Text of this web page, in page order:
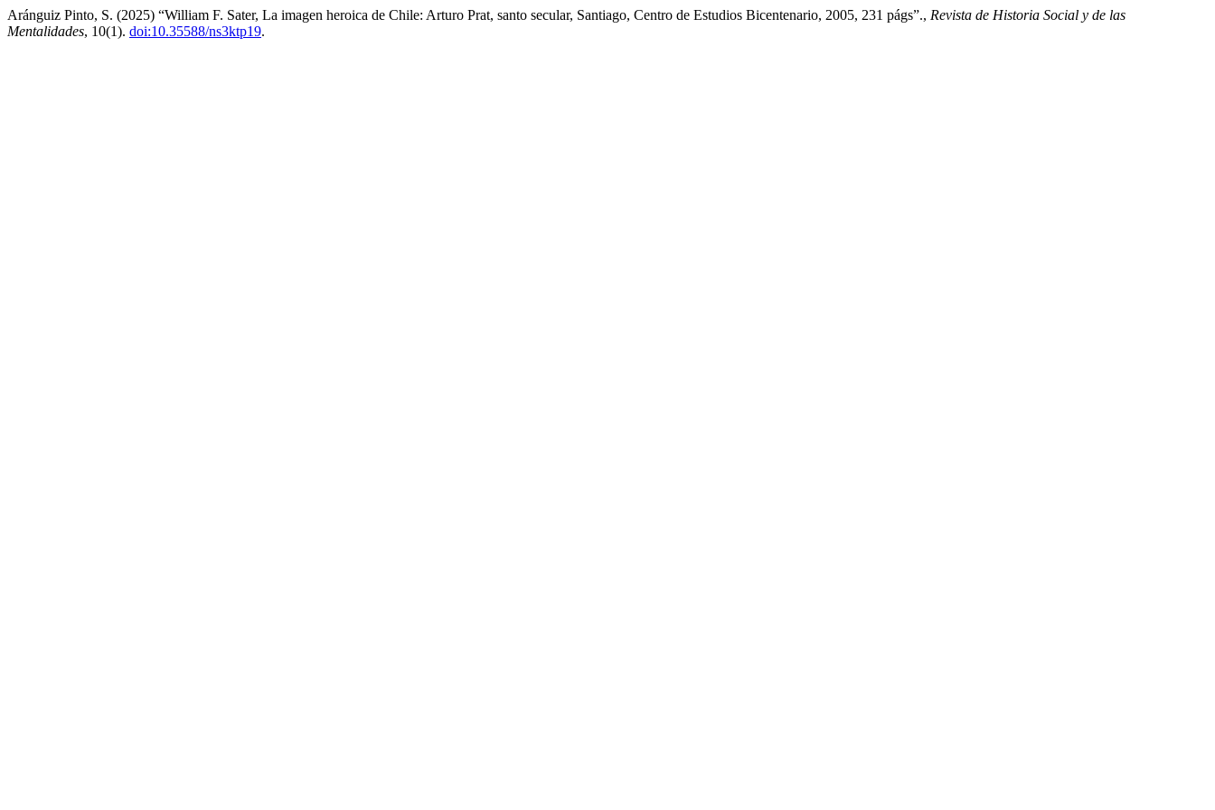
Aránguiz Pinto, S. (2025) “William F. Sater, La imagen heroica de Chile: Arturo Prat, santo secular, Santiago, Centro de Estudios Bicentenario, 2005, 231 págs”., Revista de Historia Social y de las
Mentalidades, 10(1). doi:10.35588/ns3ktp19.